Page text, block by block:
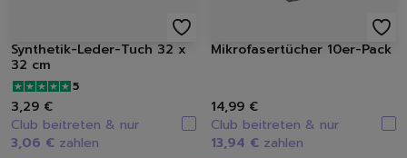
Synthetik-Leder-Tuch 32 x
32 cm
5
3,29 €
Club beitreten & nur
3,06 € zahlen
Mikrofasertücher 10er-Pack
14,99 €
Club beitreten & nur
13,94 € zahlen